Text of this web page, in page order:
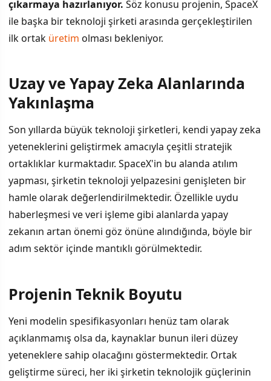
çıkarmaya hazırlanıyor. Söz konusu projenin, SpaceX
ile başka bir teknoloji şirketi arasında gerçekleştirilen
ilk ortak üretim olması bekleniyor.
İÇINDEKILER
Projenin Teknik Boyutu
Uzay ve Yapay Zeka Alanlarında
Yakınlaşma
Son yıllarda büyük teknoloji şirketleri, kendi yapay zeka
yeteneklerini geliştirmek amacıyla çeşitli stratejik
ortaklıklar kurmaktadır. SpaceX'in bu alanda atılım
yapması, şirketin teknoloji yelpazesini genişleten bir
hamle olarak değerlendirilmektedir. Özellikle uydu
haberleşmesi ve veri işleme gibi alanlarda yapay
zekanın artan önemi göz önüne alındığında, böyle bir
adım sektör içinde mantıklı görülmektedir.
Projenin Teknik Boyutu
Yeni modelin spesifikasyonları henüz tam olarak
açıklanmamış olsa da, kaynaklar bunun ileri düzey
yeteneklere sahip olacağını göstermektedir. Ortak
geliştirme süreci, her iki şirketin teknolojik güçlerinin